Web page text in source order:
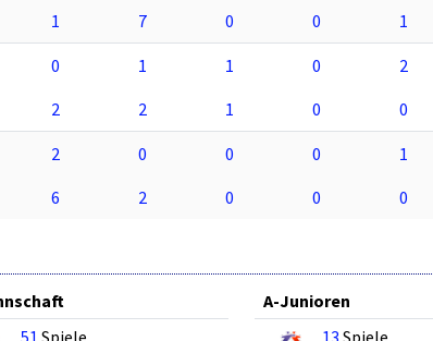
1 7 0 0 1
0 1 1 0 2
2 2 1 0 0
2 0 0 0 1
6 2 0 0 0
51 Spiele
A-Junioren
13 Spiele